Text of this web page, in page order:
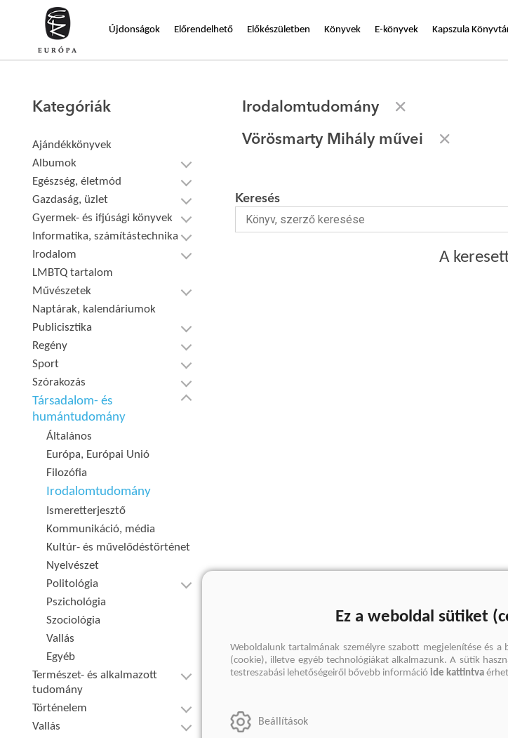
Újdonságok Előrendelhető Előkészületben Könyvek E-könyvek Kapszula
Kategóriák
Ajándékkönyvek
Albumok
Egészség, életmód
Gazdaság, üzlet
Gyermek- és ifjúsági könyvek
Informatika, számítástechnika
Irodalom
LMBTQ tartalom
Művészetek
Naptárak, kalendáriumok
Publicisztika
Regény
Sport
Szórakozás
Társadalom- és
humántudomány
Általános
Európa, Európai Unió
Filozófia
Irodalomtudomány
Ismeretterjesztő
Kommunikáció, média
Kultúr- és művelődéstörténet
Nyelvészet
Politológia
Pszichológia
Szociológia
Vallás
Egyéb
Természet- és alkalmazott
tudomány
Történelem
Vallás
Irodalomtudomány
Vörösmarty Mihály művei
Keresés
A
Ez a weboldal sütiket
Weboldalunk tartalmának személyre szabott megjelenítése és
(cookie), illetve egyéb technológiákat alkalmazunk. A sütik
testreszabási lehetőségeiről bővebb információ ide kattintva
Beállítások